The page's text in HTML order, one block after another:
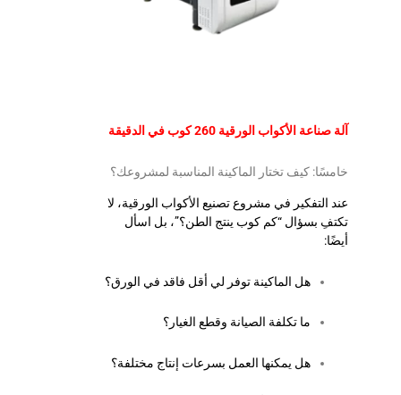
آلة صناعة الأكواب الورقية 260 كوب في الدقيقة
خامسًا: كيف تختار الماكينة المناسبة لمشروعك؟
عند التفكير في مشروع تصنيع الأكواب الورقية، لا
تكتفِ بسؤال “كم كوب ينتج الطن؟”، بل اسأل
أيضًا:
هل الماكينة توفر لي أقل فاقد في الورق؟
ما تكلفة الصيانة وقطع الغيار؟
هل يمكنها العمل بسرعات إنتاج مختلفة؟